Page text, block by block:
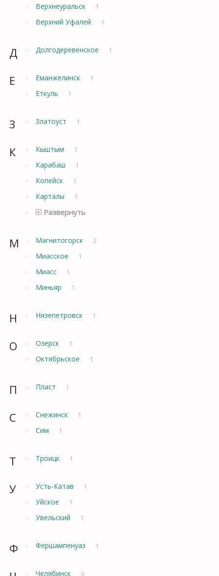
Верхнеуральск 1
Верхний Уфалей 1
Д Долгодеревенское 1
Е Еманжелинск 1
Еткуль 1
З Златоуст 1
К Кыштым 1
Карабаш 1
Копейск 1
Карталы 1
Развернуть
М Магнитогорск 2
Миасское 1
Миасс 1
Миньяр 1
Н Нязепетровск 1
О Озерск 1
Октябрьское 1
П Пласт 1
С Снежинск 1
Сим 1
Т Троицк 1
У Усть-Катав 1
Уйское 1
Увельский 1
Ф Фершампенуаз 1
Челябинск 3